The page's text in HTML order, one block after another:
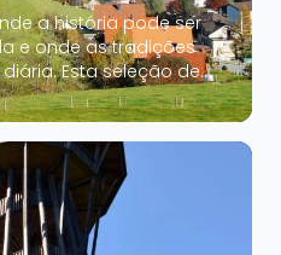
a história pode ser
e onde as tradições
Esta seleção de
visão dos diferentes
medievais altos nas
em terraços e
onde as...